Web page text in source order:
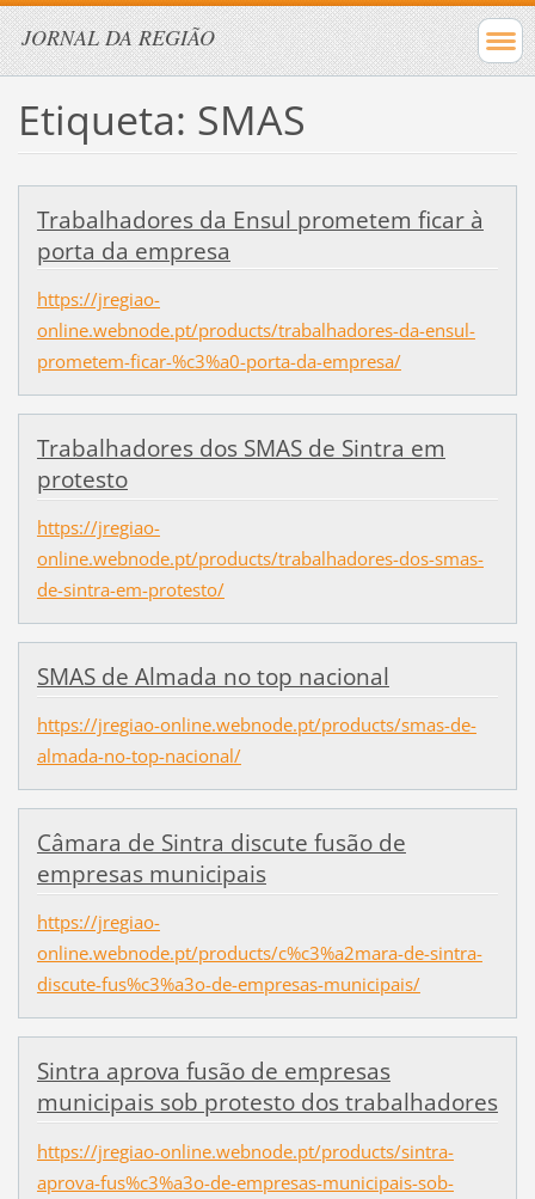
JORNAL DA REGIÃO
Etiqueta: SMAS
Trabalhadores da Ensul prometem ficar à
porta da empresa
https://jregiao-
online.webnode.pt/products/trabalhadores-da-ensul-
prometem-ficar-%c3%a0-porta-da-empresa/
Trabalhadores dos SMAS de Sintra em
protesto
https://jregiao-
online.webnode.pt/products/trabalhadores-dos-smas-
de-sintra-em-protesto/
SMAS de Almada no top nacional
https://jregiao-online.webnode.pt/products/smas-de-
almada-no-top-nacional/
Câmara de Sintra discute fusão de
empresas municipais
https://jregiao-
online.webnode.pt/products/c%c3%a2mara-de-sintra-
discute-fus%c3%a3o-de-empresas-municipais/
Sintra aprova fusão de empresas
municipais sob protesto dos trabalhadores
https://jregiao-online.webnode.pt/products/sintra-
aprova-fus%c3%a3o-de-empresas-municipais-sob-